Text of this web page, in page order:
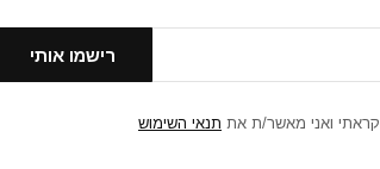
קראתי ואני מאשר/ת את תנאי השימוש